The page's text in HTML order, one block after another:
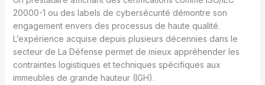
20000-1 ou des labels de cybersécurité démontre son
engagement envers des processus de haute qualité.
L’expérience acquise depuis plusieurs décennies dans le
secteur de La Défense permet de mieux appréhender les
contraintes logistiques et techniques spécifiques aux
immeubles de grande hauteur (IGH).